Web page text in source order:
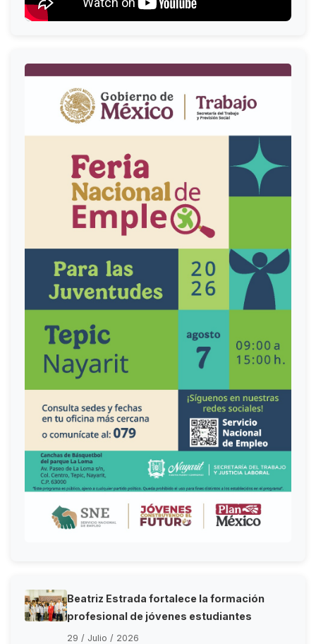
Beatriz Estrada fortalece la formación
profesional de jóvenes estudiantes
29 / Julio / 2026